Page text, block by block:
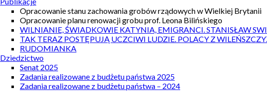
Opracowanie stanu zachowania grobów rządowych w Wielkiej Brytanii
Opracowanie planu renowacji grobu prof. Leona Bilińskiego
WILNIANIE, ŚWIADKOWIE KATYNIA, EMIGRANCI. STANISŁAW
TAK TERAZ POSTĘPUJĄ UCZCIWI LUDZIE. POLACY Z
RUDOMIANKA
Dziedzictwo
Senat 2025
Zadania realizowane z budżetu państwa 2025
Zadania realizowane z budżetu państwa – 2024